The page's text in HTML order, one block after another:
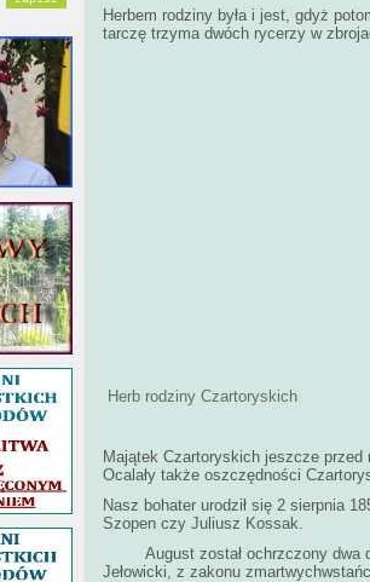
Herbem rodziny była i jest, gdyż
tarczę trzyma dwóch rycerzy w
Herb rodziny Czartoryskich
Majątek Czartoryskich jeszcze przed
Ocalały także oszczędności
Nasz bohater urodził się 2 sierpnia
Szopen czy Juliusz Kossak.
August został ochrzczony dwa
Jełowicki, z zakonu